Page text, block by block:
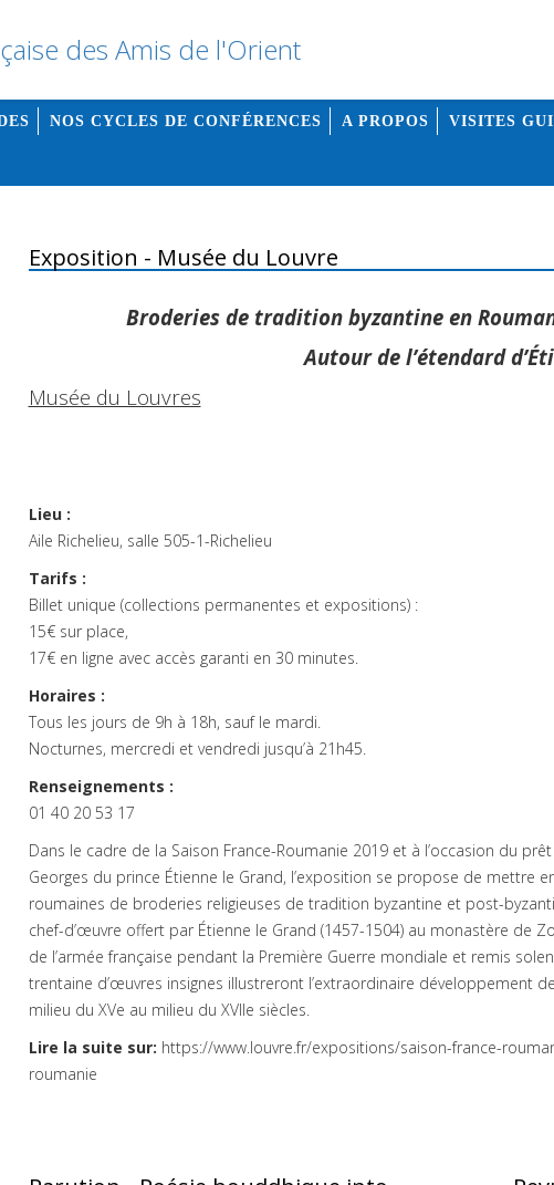
NOS CYCLES DE CONFÉRENCES A PROPOS VISITES
Exposition - Musée du Louvre
Broderies de tradition byzantine en
Autour de l’étendard
Musée du Louvres
Lieu :
Aile Richelieu, salle 505-1-Richelieu
Tarifs :
Billet unique (collections permanentes et expositions) :
15€ sur place,
17€ en ligne avec accès garanti en 30 minutes.
Horaires :
Tous les jours de 9h à 18h, sauf le mardi.
Nocturnes, mercredi et vendredi jusqu’à 21h45.
Renseignements :
01 40 20 53 17
Dans le cadre de la Saison France-Roumanie 2019 et à l’occasion du
Georges du prince Étienne le Grand, l’exposition se propose de mettre
roumaines de broderies religieuses de tradition byzantine et post-
chef-d’œuvre offert par Étienne le Grand (1457-1504) au monastère de
de l’armée française pendant la Première Guerre mondiale et remis
trentaine d’œuvres insignes illustreront l’extraordinaire développement
milieu du XVe au milieu du XVIIe siècles.
Lire la suite sur: https://www.louvre.fr/expositions/saison-france-
roumanie